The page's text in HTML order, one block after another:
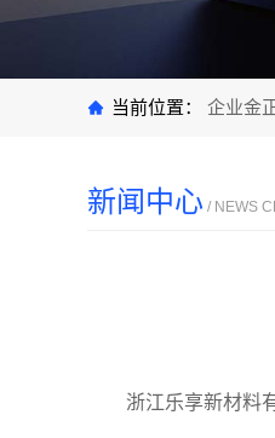
当前位置： 企业金
新闻中心 / NEWS
浙江乐享新材料